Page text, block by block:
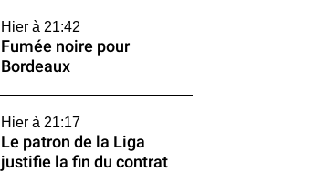
Hier à 21:42
Fumée noire pour
Bordeaux
Hier à 21:17
Le patron de la Liga
justifie la fin du contrat